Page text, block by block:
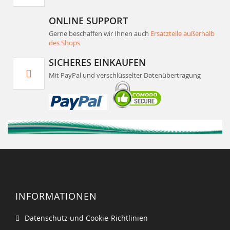
ONLINE SUPPORT
Gerne beschaffen wir Ihnen auch Ersatzteile außerhalb
des Shops
SICHERES EINKAUFEN
Mit PayPal und verschlüsselter Datenübertragung
INFORMATIONEN
Datenschutz und Cookie-Richtlinien